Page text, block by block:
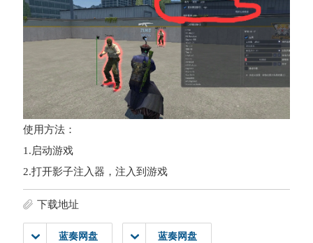
使用方法：
1.启动游戏
2.打开影子注入器，注入到游戏
下载地址
蓝奏网盘 蓝奏网盘